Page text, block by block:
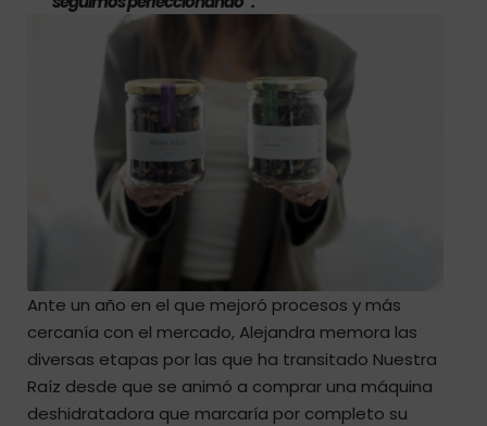
Ante un año en el que mejoró procesos y más
cercanía con el mercado, Alejandra memora las
diversas etapas por las que ha transitado Nuestra
Raíz desde que se animó a comprar una máquina
deshidratadora que marcaría por completo su